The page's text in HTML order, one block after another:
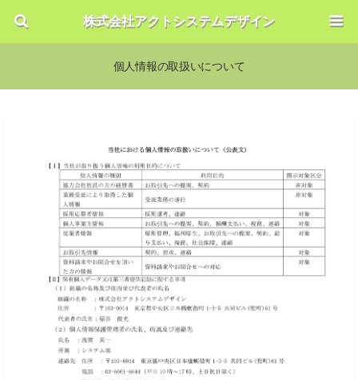
株式会社アクトシステムデザイン
個人情報の取扱いについて